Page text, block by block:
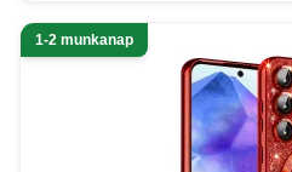
1-2 munkanap